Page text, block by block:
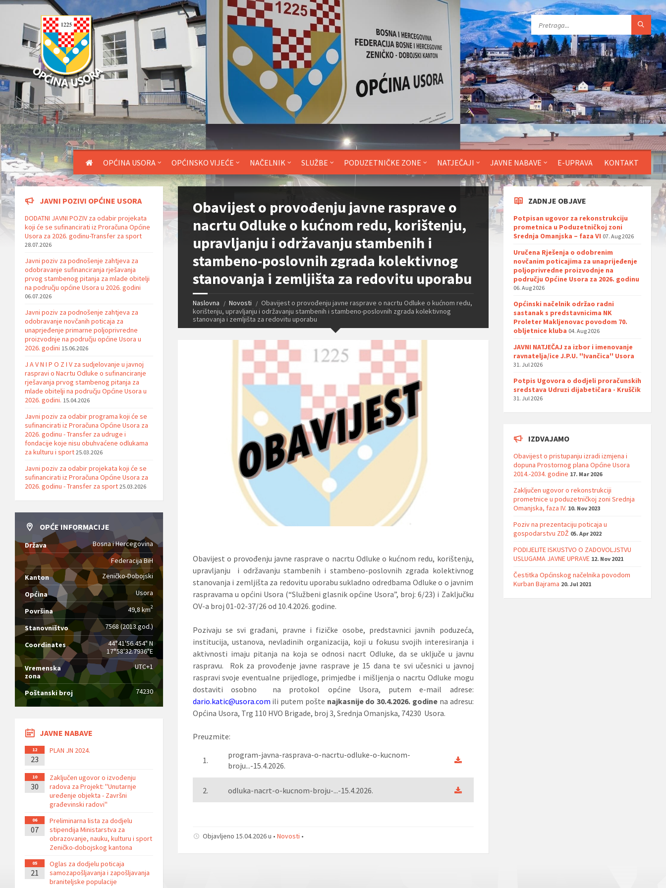
OPĆINA USORA OPĆINSKO VIJEĆE NAČELNIK SLUŽBE PODUZETNIČKE ZONE NATJEČAJI JAVNE NABAVE E-UPRAVA KONTAKT
Obavijest o provođenju javne rasprave o
nacrtu Odluke o kućnom redu, korištenju,
upravljanju i održavanju stambenih i
stambeno-poslovnih zgrada kolektivnog
stanovanja i zemljišta za redovitu uporabu
Naslovna Novosti
Obavijest o provođenju javne rasprave o nacrtu Odluke o kućnom redu,
korištenju, upravljanju i održavanju stambenih i stambeno-poslovnih zgrada kolektivnog
stanovanja i zemljišta za redovitu uporabu
Obavijest o provođenju javne rasprave o nacrtu Odluke o kućnom redu, korištenju,
upravljanju i održavanju stambenih i stambeno-poslovnih zgrada kolektivnog
stanovanja i zemljišta za redovitu uporabu sukladno odredbama Odluke o o javnim
raspravama u općini Usora (“Službeni glasnik općine Usora”, broj: 6/23) i Zaključku
OV-a broj 01-02-37/26 od 10.4.2026. godine.
Pozivaju se svi građani, pravne i fizičke osobe, predstavnici javnih poduzeća,
institucija, ustanova, nevladinih organizacija, koji u fokusu svojih interesiranja i
aktivnosti imaju pitanja na koja se odnosi nacrt Odluke, da se uključe u javnu
raspravu. Rok za provođenje javne rasprave je 15 dana te svi učesnici u javnoj
raspravi svoje eventualne prijedloge, primjedbe i mišljenja o nacrtu Odluke mogu
dostaviti osobno na protokol općine Usora, putem e-mail adrese:
dario.katic@usora.com ili putem pošte najkasnije do 30.4.2026. godine na adresu:
Općina Usora, Trg 110 HVO Brigade, broj 3, Srednja Omanjska, 74230 Usora.
Preuzmite:
1.
program-javna-rasprava-o-nacrtu-odluke-o-kucnom-
broju...-15.4.2026.
2. odluka-nacrt-o-kucnom-broju-...-15.4.2026.
Objavljeno 15.04.2026 u • Novosti •
JAVNI POZIVI OPĆINE USORA
DODATNI JAVNI POZIV za odabir projekata
koji će se sufinancirati iz Proračuna Općine
Usora za 2026. godinu-Transfer za sport
28.07.2026
Javni poziv za podnošenje zahtjeva za
odobravanje sufinanciranja rješavanja
prvog stambenog pitanja za mlade obitelji
na području općine Usora u 2026. godini
06.07.2026
Javni poziv za podnošenje zahtjeva za
odobravanje novčanih poticaja za
unaprjeđenje primarne poljoprivredne
proizvodnje na području općine Usora u
2026. godini 15.06.2026
J A V N I P O Z I V za sudjelovanje u javnoj
raspravi o Nacrtu Odluke o sufinanciranje
rješavanja prvog stambenog pitanja za
mlade obitelji na području Općine Usora u
2026. godini. 15.04.2026
Javni poziv za odabir programa koji će se
sufinancirati iz Proračuna Općine Usora za
2026. godinu - Transfer za udruge i
fondacije koje nisu obuhvaćene odlukama
za kulturu i sport 25.03.2026
Javni poziv za odabir projekata koji će se
sufinancirati iz Proračuna Općine Usora za
2026. godinu - Transfer za sport 25.03.2026
OPĆE INFORMACIJE
Država
Bosna i Hercegovina
Federacija BiH
Kanton
Zeničko-Dobojski
Općina Usora
Površina 49,8 km2
Stanovništvo 7568 (2013.god.)
Coordinates
44°41'56.454" N
17°58'32.7936"E
Vremenska
zona
UTC+1
Poštanski broj 74230
JAVNE NABAVE
12
23
PLAN JN 2024.
10
30
Zaključen ugovor o izvođenju
radova za Projekt: ''Unutarnje
uređenje objekta - Završni
građevinski radovi''
06
07
Preliminarna lista za dodjelu
stipendija Ministarstva za
obrazovanje, nauku, kulturu i sport
Zeničko-dobojskog kantona
05
21
Oglas za dodjelu poticaja
samozapošljavanja i zapošljavanja
braniteljske populacije
ZADNJE OBJAVE
Potpisan ugovor za rekonstrukciju
prometnica u Poduzetničkoj zoni
Srednja Omanjska – faza VI 07. Aug 2026
Uručena Rješenja o odobrenim
novčanim poticajima za unaprijeđenje
poljoprivredne proizvodnje na
području Općine Usora za 2026. godinu
06. Aug 2026
Općinski načelnik održao radni
sastanak s predstavnicima NK
Proleter Makljenovac povodom 70.
obljetnice kluba 04. Aug 2026
JAVNI NATJEČAJ za izbor i imenovanje
ravnatelja/ice J.P.U. ''Ivančica'' Usora
31. Jul 2026
Potpis Ugovora o dodjeli proračunskih
sredstava Udruzi dijabetičara - Kruščik
31. Jul 2026
IZDVAJAMO
Obavijest o pristupanju izradi izmjena i
dopuna Prostornog plana Općine Usora
2014.-2034. godine 17. Mar 2026
Zaključen ugovor o rekonstrukciji
prometnice u poduzetničkoj zoni Srednja
Omanjska, faza IV. 10. Nov 2023
Poziv na prezentaciju poticaja u
gospodarstvu ZDŽ 05. Apr 2022
PODIJELITE ISKUSTVO O ZADOVOLJSTVU
USLUGAMA JAVNE UPRAVE 12. Nov 2021
Čestitka Općinskog načelnika povodom
Kurban Bajrama 20. Jul 2021